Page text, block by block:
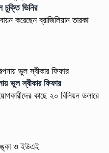
চুক্তি ভিনির
করেছেন ব্রাজিলিয়ান তারকা
ভুল স্বীকার ফিফার
কাছে ২০ বিলিয়ন ডলারে